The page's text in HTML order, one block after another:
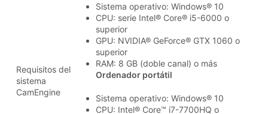
Requisitos del
sistema
CamEngine
Sistema operativo: Windows® 10
CPU: serie Intel® Core® i5-6000 o
superior
GPU: NVIDIA® GeForce® GTX 1060 o
superior
RAM: 8 GB (doble canal) o más
Ordenador portátil
Sistema operativo: Windows® 10
CPU: Intel® Core™ i7-7700HQ o